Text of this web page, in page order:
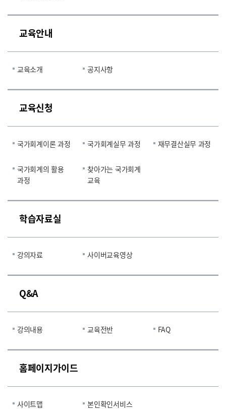
교육안내
교육소개 공지사항
교육신청
국가회계이론 과정 국가회계실무 과정 재무결산실무 과정
국가회계의 활용
과정
찾아가는 국가회계
교육
학습자료실
강의자료 사이버교육영상
Q&A
강의내용 교육전반 FAQ
홈페이지가이드
사이트맵 본인확인서비스